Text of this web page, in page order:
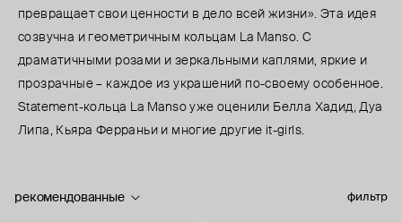
превращает свои ценности в дело всей жизни». Эта идея
созвучна и геометричным кольцам La Manso. С
драматичными розами и зеркальными каплями, яркие и
прозрачные – каждое из украшений по-своему особенное.
Statement-кольца La Manso уже оценили Белла Хадид, Дуа
Липа, Кьяра Ферраньи и многие другие it-girls.
фильтр
рекомендованные